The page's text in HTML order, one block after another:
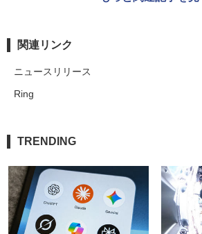
関連リンク
ニュースリリース
Ring
TRENDING